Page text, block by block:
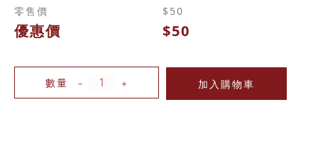
零售價 $50
優惠價 $50
數量 － ＋